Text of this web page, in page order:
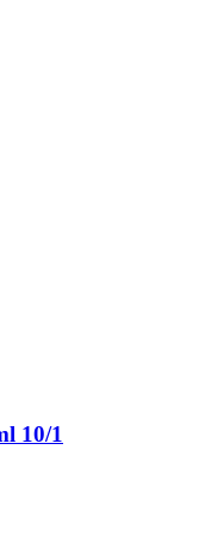
10/1